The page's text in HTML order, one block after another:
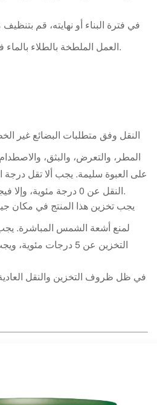
في فترة البناء أو نهايته، قم
النقل وفق متطلبات البضائع غير
المطر، والتعرض، والبثق،
على العبوة سليمة. يجب ألا تقل درجة
يجب تخزين هذا المنتج في مكان
لمنع أشعة الشمس المباشرة. يجب
في ظل ظروف التخزين والنقل